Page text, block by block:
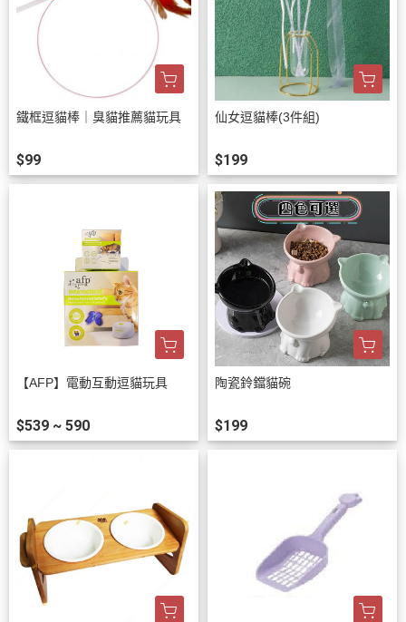
鐵框逗貓棒｜臭貓推薦貓玩具
$99
仙女逗貓棒(3件組)
$199
【AFP】電動互動逗貓玩具
$539 ~ 590
陶瓷鈴鐺貓碗
$199